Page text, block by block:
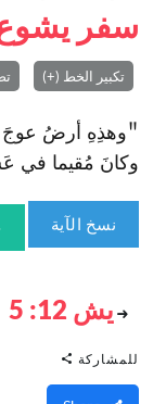
سفر
تكبير الخط (+)
"وهذِهِ أرضُ عوجَ
وكانَ مُقيما في
نسخ الآية
يش 12: 5
للمشاركة